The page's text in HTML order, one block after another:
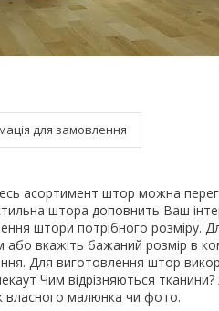
для замовлення
асортимент штор можна
штора доповнить Ваш
штори потрібного розміру.
або вкажіть бажаний розмір в
Для виготовлення штор
Чим відрізняються тканини?
власного малюнка чи фото.